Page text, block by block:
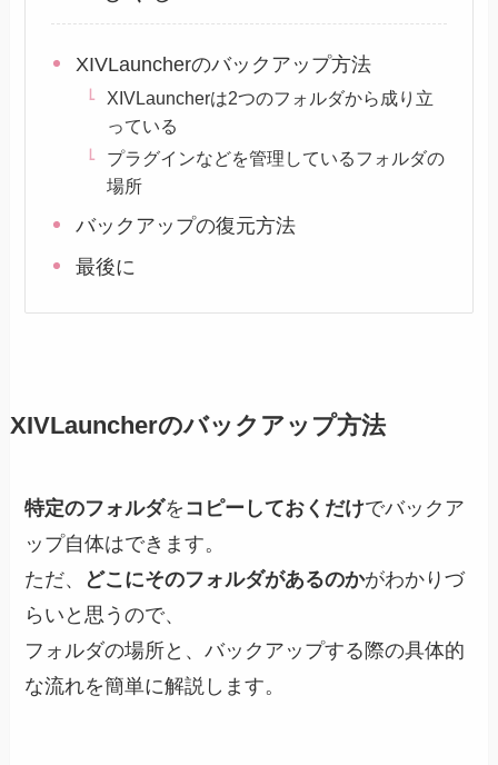
XIVLauncherのバックアップ方法
XIVLauncherは2つのフォルダから成り立
っている
プラグインなどを管理しているフォルダの
場所
バックアップの復元方法
最後に
XIVLauncherのバックアップ方法
特定のフォルダを コピーしておくだけでバックア
ップ自体はできます。
ただ、
どこにそのフォルダがあるのかがわかりづ
らいと思うので、
フォルダの場所と、バックアップする際の具体的
な流れを簡単に解説します。